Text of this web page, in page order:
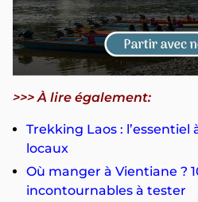
>>> À lire également:
Trekking Laos : l’essentiel
locaux
Où manger à Vientiane ?
incontournables à tester